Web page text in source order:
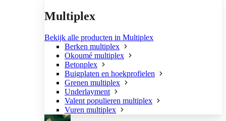
Multiplex
Bekijk alle producten in Multiplex
Berken multiplex
Okoumé multiplex
Betonplex
Buigplaten en hoekprofielen
Grenen multiplex
Underlayment
Valent populieren multiplex
Vuren multiplex